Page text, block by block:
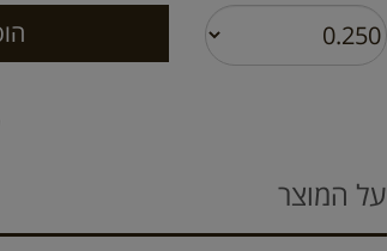
על המוצר